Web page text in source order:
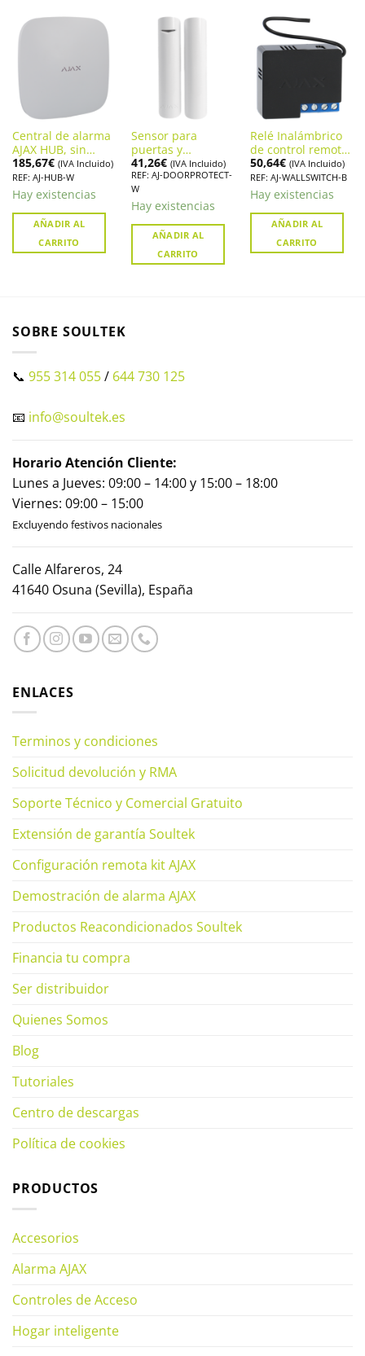
Central de alarma
AJAX HUB, sin
cuotas mensuales.
(AJ-HUB-W)
185,67€ (IVA Incluido)
REF: AJ-HUB-W
Hay existencias
AÑADIR AL
CARRITO
Sensor para
puertas y
ventanas Alarma
Ajax DoorProtect
41,26€ (IVA Incluido)
REF: AJ-DOORPROTECT-
W
Hay existencias
AÑADIR AL
CARRITO
Relé Inalámbrico
de control remoto
alarma AJAX
WALLSWITCH (AJ-
WALLSWITCH-B)
50,64€ (IVA Incluido)
REF: AJ-WALLSWITCH-B
Hay existencias
AÑADIR AL
CARRITO
SOBRE SOULTEK
📞 955 314 055/ 644 730 125
📧 info@soultek.es
Horario Atención Cliente:
Lunes a Jueves: 09:00 – 14:00 y 15:00 – 18:00
Viernes: 09:00 – 15:00
Excluyendo festivos nacionales
Calle Alfareros, 24
41640 Osuna (Sevilla), España
ENLACES
Terminos y condiciones
Solicitud devolución y RMA
Soporte Técnico y Comercial Gratuito
Extensión de garantía Soultek
Configuración remota kit AJAX
Demostración de alarma AJAX
Productos Reacondicionados Soultek
Financia tu compra
Ser distribuidor
Quienes Somos
Blog
Tutoriales
Centro de descargas
Política de cookies
PRODUCTOS
Accesorios
Alarma AJAX
Controles de Acceso
Hogar inteligente